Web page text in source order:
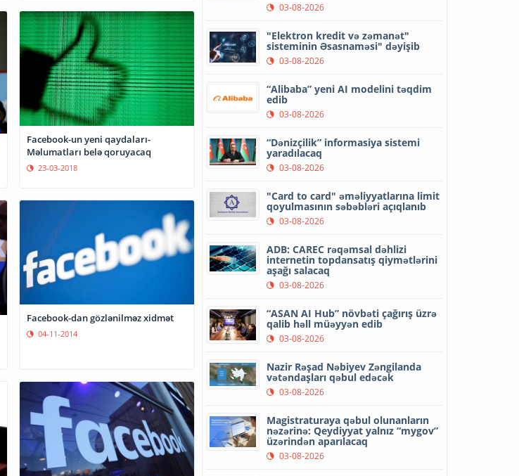
Facebook-un yeni qaydaları-
Məlumatları belə qoruyacaq
23-03-2018
Facebook-dan gözlənilməz xidmət
04-11-2014
03-08-2026
"Elektron kredit və zəmanət"
sisteminin Əsasnaməsi" dəyişib
03-08-2026
“Alibaba” yeni AI modelini təqdim
edib
03-08-2026
“Dənizçilik” informasiya sistemi
yaradılacaq
03-08-2026
"Card to card" əməliyyatlarına limit
qoyulmasının səbəbləri açıqlanıb
03-08-2026
ADB: CAREC rəqəmsal dəhlizi
internetin topdansatış qiymətlərini
aşağı salacaq
03-08-2026
“ASAN AI Hub” növbəti çağırış üzrə
qalib həll müəyyən edib
03-08-2026
Nazir Rəşad Nəbiyev Zəngilanda
vətəndaşları qəbul edəcək
03-08-2026
Magistraturaya qəbul olunanların
nəzərinə: Qeydiyyat yalnız “mygov”
üzərindən aparılacaq
03-08-2026